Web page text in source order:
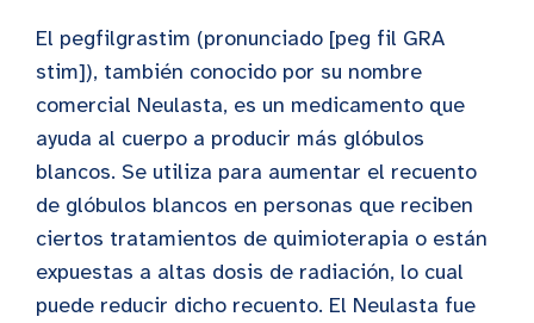
El pegfilgrastim (pronunciado [peg fil GRA
stim]), también conocido por su nombre
comercial Neulasta, es un medicamento que
ayuda al cuerpo a producir más glóbulos
blancos. Se utiliza para aumentar el recuento
de glóbulos blancos en personas que reciben
ciertos tratamientos de quimioterapia o están
expuestas a altas dosis de radiación, lo cual
puede reducir dicho recuento. El Neulasta fue